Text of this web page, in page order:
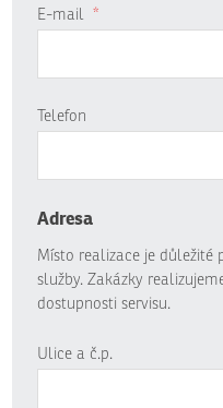
E-mail *
Telefon
Adresa
Místo realizace je důležité
služby. Zakázky
dostupnosti servisu.
Ulice a č.p.